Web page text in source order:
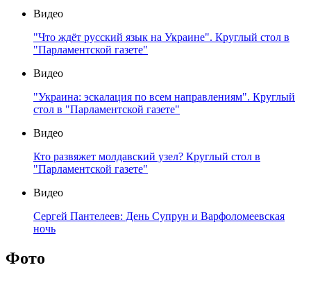
Видео
"Что ждёт русский язык на Украине". Круглый стол в
"Парламентской газете"
Видео
"Украина: эскалация по всем направлениям". Круглый
стол в "Парламентской газете"
Видео
Кто развяжет молдавский узел? Круглый стол в
"Парламентской газете"
Видео
Сергей Пантелеев: День Супрун и Варфоломеевская
ночь
Фото